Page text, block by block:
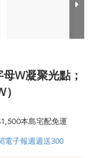
W凝聚光點；
本島宅配免運
電子報週週送300